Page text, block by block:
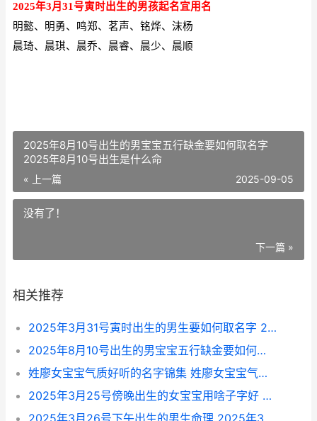
2025年3月31号寅时出生的男孩起名宜用名
明懿、明勇、鸣郑、茗声、铭烨、沫杨
晨琦、晨琪、晨乔、晨睿、晨少、晨顺
2025年8月10号出生的男宝宝五行缺金要如何取名字
2025年8月10号出生是什么命
« 上一篇 2025-09-05
没有了！
下一篇 »
相关推荐
2025年3月31号寅时出生的男生要如何取名字 2025年3月31日是什么命
2025年8月10号出生的男宝宝五行缺金要如何取名字 2025年8月10号出生是什么命
姓廖女宝宝气质好听的名字锦集 姓廖女宝宝气质怎么取名
2025年3月25号傍晚出生的女宝宝用啥子字好 2025年三月二十五日是农历几日?